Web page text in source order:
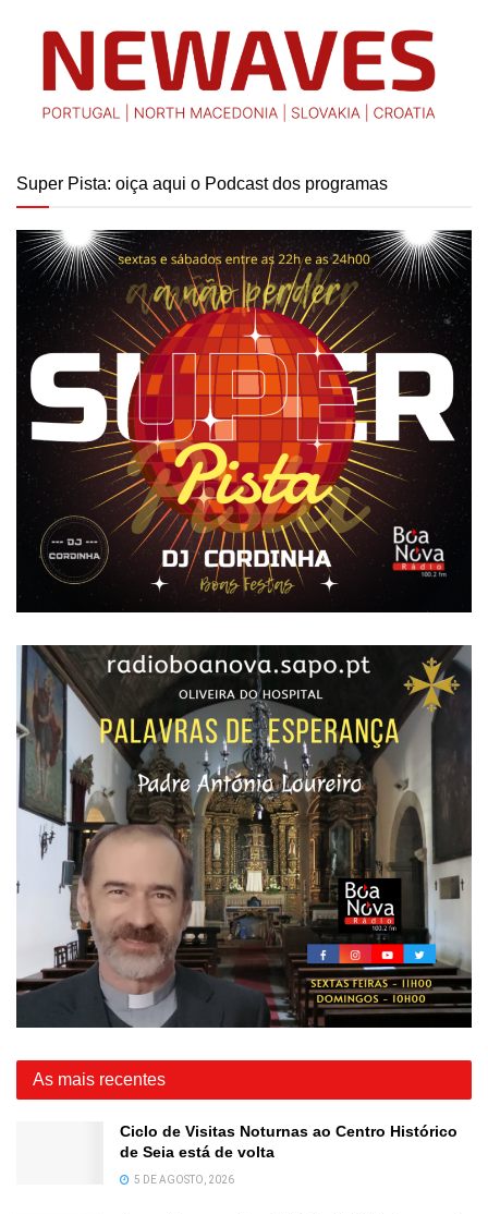
Super Pista: oiça aqui o Podcast dos programas
As mais recentes
Ciclo de Visitas Noturnas ao Centro Histórico
de Seia está de volta
5 DE AGOSTO, 2026